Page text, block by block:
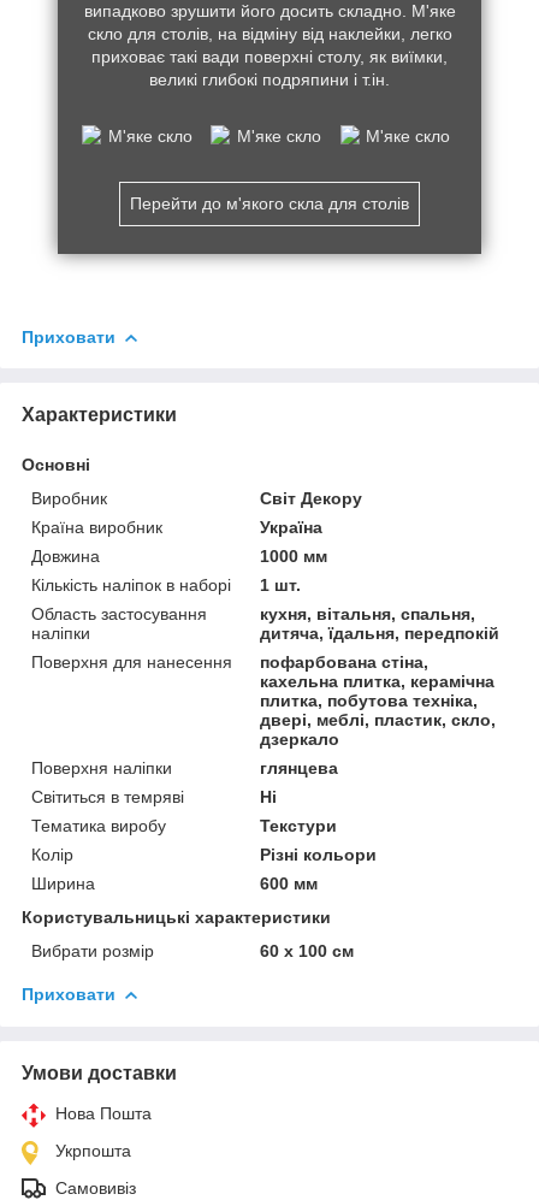
випадково зрушити його досить складно. М'яке
скло для столів, на відміну від наклейки, легко
приховає такі вади поверхні столу, як виїмки,
великі глибокі подряпини і т.ін.
Перейти до м'якого скла для столів
Приховати
Характеристики
Основні
Виробник
Світ Декору
Країна виробник
Україна
Довжина
1000 мм
Кількість наліпок в наборі
1 шт.
Область застосування
наліпки
кухня, вітальня, спальня,
дитяча, їдальня, передпокій
Поверхня для нанесення
пофарбована стіна,
кахельна плитка, керамічна
плитка, побутова техніка,
двері, меблі, пластик, скло,
дзеркало
Поверхня наліпки
глянцева
Світиться в темряві
Ні
Тематика виробу
Текстури
Колір
Різні кольори
Ширина
600 мм
Користувальницькі характеристики
Вибрати розмір
60 х 100 см
Приховати
Умови доставки
Нова Пошта
Укрпошта
Самовивіз